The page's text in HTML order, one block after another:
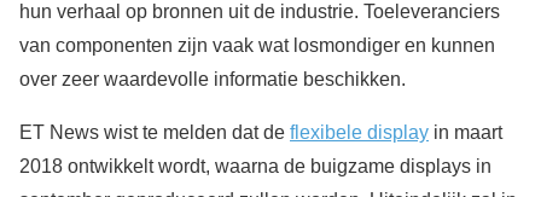
hun verhaal op bronnen uit de industrie. Toeleveranciers
van componenten zijn vaak wat losmondiger en kunnen
over zeer waardevolle informatie beschikken.
ET News wist te melden dat de flexibele display in maart
2018 ontwikkelt wordt, waarna de buigzame displays in